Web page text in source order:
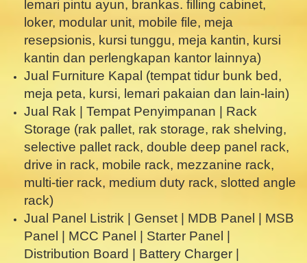
lemari pintu ayun, brankas. filling cabinet,
loker, modular unit, mobile file, meja
resepsionis, kursi tunggu, meja kantin, kursi
kantin dan perlengkapan kantor lainnya)
Jual Furniture Kapal (tempat tidur bunk bed,
meja peta, kursi, lemari pakaian dan lain-lain)
Jual Rak | Tempat Penyimpanan | Rack
Storage (rak pallet, rak storage, rak shelving,
selective pallet rack, double deep panel rack,
drive in rack, mobile rack, mezzanine rack,
multi-tier rack, medium duty rack, slotted angle
rack)
Jual Panel Listrik | Genset | MDB Panel | MSB
Panel | MCC Panel | Starter Panel |
Distribution Board | Battery Charger |